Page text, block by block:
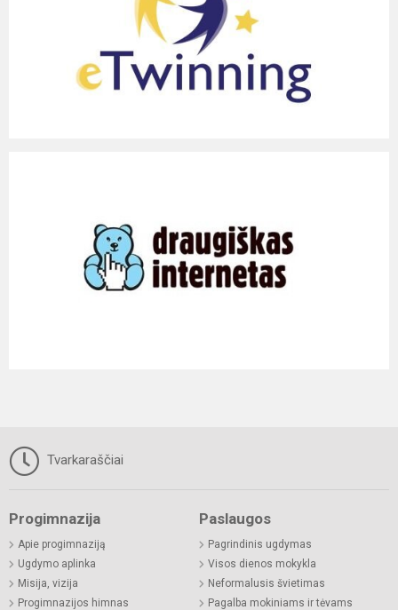
Tvarkaraščiai
Progimnazija
Apie progimnaziją
Ugdymo aplinka
Misija, vizija
Progimnazijos himnas
Paslaugos
Pagrindinis ugdymas
Visos dienos mokykla
Neformalusis švietimas
Pagalba mokiniams ir tėvams